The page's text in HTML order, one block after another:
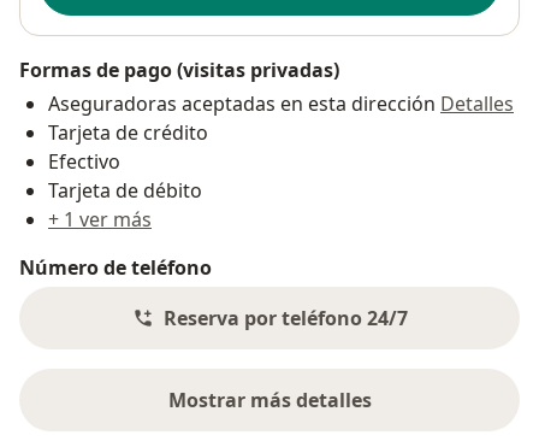
Formas de pago (visitas privadas)
Aseguradoras aceptadas en esta dirección Detalles
Tarjeta de crédito
Efectivo
Tarjeta de débito
+ 1 ver más
Número de teléfono
Reserva por teléfono 24/7
Mostrar más detalles
sobre la dirección